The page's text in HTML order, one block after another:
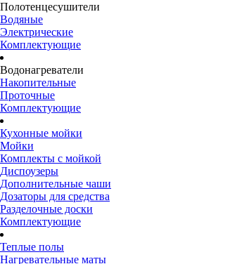
Полотенцесушители
Водяные
Электрические
Комплектующие
Водонагреватели
Накопительные
Проточные
Комплектующие
Кухонные мойки
Мойки
Комплекты с мойкой
Диспоузеры
Дополнительные чаши
Дозаторы для средства
Разделочные доски
Комплектующие
Теплые полы
Нагревательные маты